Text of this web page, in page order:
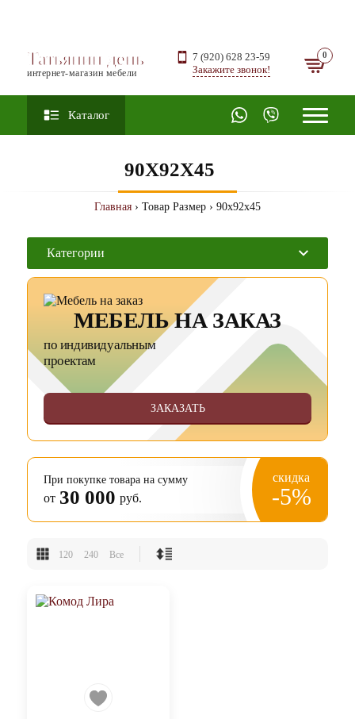
Татьянин день
интернет-магазин мебели
7 (920) 628 23-59
Закажите звонок!
Каталог
90X92X45
Главная › Товар Размер › 90x92x45
Категории
МЕБЕЛЬ НА ЗАКАЗ
по индивидуальным
проектам
ЗАКАЗАТЬ
При покупке товара на сумму
от 30 000 руб.
скидка
-5%
120 240 Все